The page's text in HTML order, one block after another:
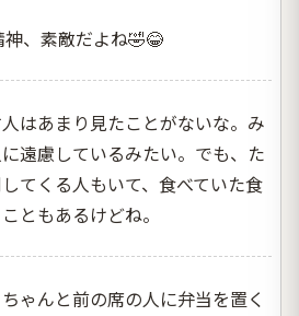
、素敵だよね🤣😂
はあまり見たことがないな。み
遠慮しているみたい。でも、た
てくる人もいて、食べていた食
ともあるけどね。
ゃんと前の席の人に弁当を置く